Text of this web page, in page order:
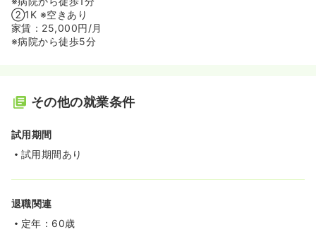
②1K ※空きあり
家賃：25,000円/月
※病院から徒歩5分
その他の就業条件
試用期間
試用期間あり
退職関連
定年：60歳